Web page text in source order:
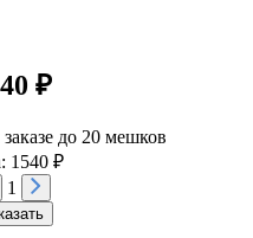
₽
до 20 мешков
1540 ₽
1